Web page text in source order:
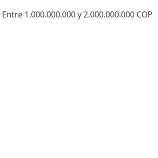
Entre 1.000.000.000 y 2.000.000.000 COP